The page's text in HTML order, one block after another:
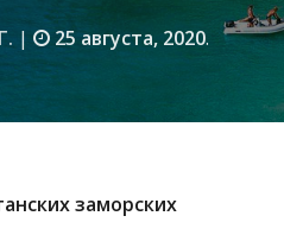
| 25 августа, 2020.
заморских